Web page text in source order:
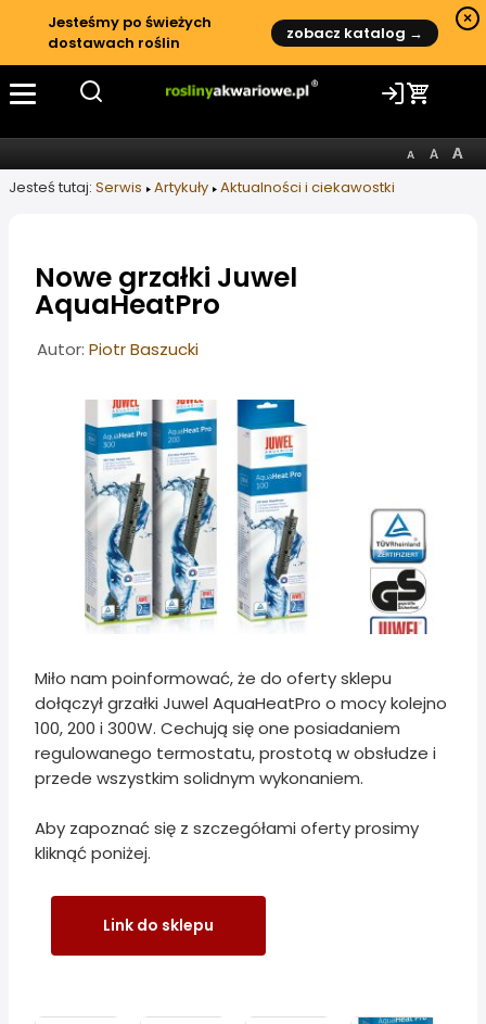
Jesteśmy po świeżych
dostawach roślin
zobacz katalog →
×
Jesteś tutaj: Serwis Artykuły Aktualności i ciekawostki
Nowe grzałki Juwel
AquaHeatPro
Informacje o artykule
Autor: Piotr Baszucki
Miło nam poinformować, że do oferty sklepu
dołączył grzałki Juwel AquaHeatPro o mocy kolejno
100, 200 i 300W. Cechują się one posiadaniem
regulowanego termostatu, prostotą w obsłudze i
przede wszystkim solidnym wykonaniem.
Aby zapoznać się z szczegółami oferty prosimy
kliknąć poniżej.
Link do sklepu